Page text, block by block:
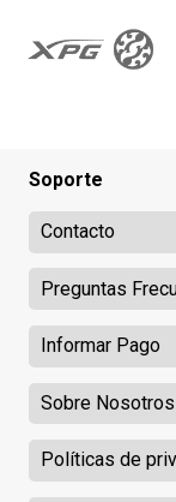
Soporte
Contacto
Preguntas
Informar Pago
Sobre Nosotros
Políticas de